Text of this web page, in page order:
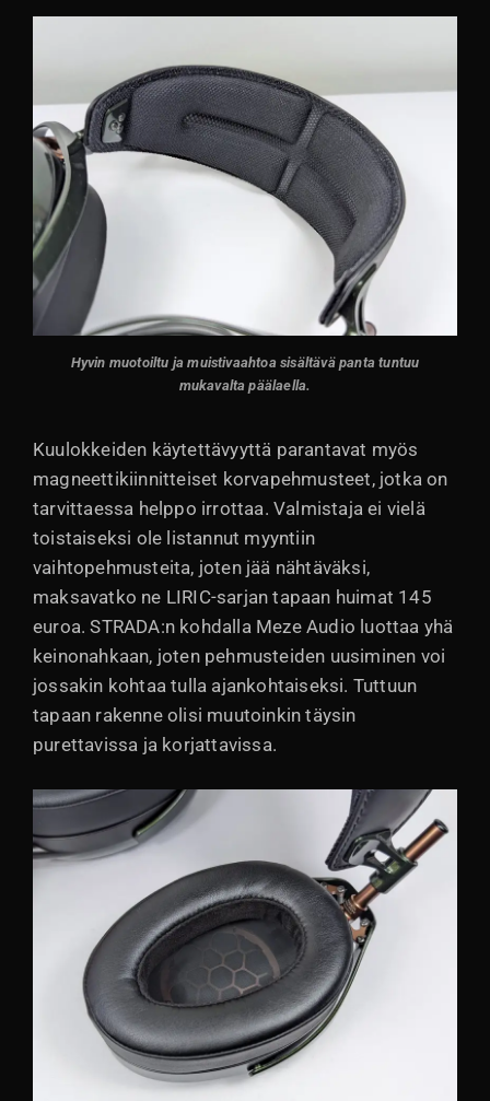
Hyvin muotoiltu ja muistivaahtoa sisältävä panta tuntuu
mukavalta päälaella.
Kuulokkeiden käytettävyyttä parantavat myös
magneettikiinnitteiset korvapehmusteet, jotka on
tarvittaessa helppo irrottaa. Valmistaja ei vielä
toistaiseksi ole listannut myyntiin
vaihtopehmusteita, joten jää nähtäväksi,
maksavatko ne LIRIC-sarjan tapaan huimat 145
euroa. STRADA:n kohdalla Meze Audio luottaa yhä
keinonahkaan, joten pehmusteiden uusiminen voi
jossakin kohtaa tulla ajankohtaiseksi. Tuttuun
tapaan rakenne olisi muutoinkin täysin
purettavissa ja korjattavissa.